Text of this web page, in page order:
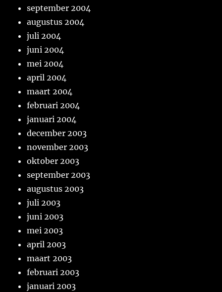
september 2004
augustus 2004
juli 2004
juni 2004
mei 2004
april 2004
maart 2004
februari 2004
januari 2004
december 2003
november 2003
oktober 2003
september 2003
augustus 2003
juli 2003
juni 2003
mei 2003
april 2003
maart 2003
februari 2003
januari 2003